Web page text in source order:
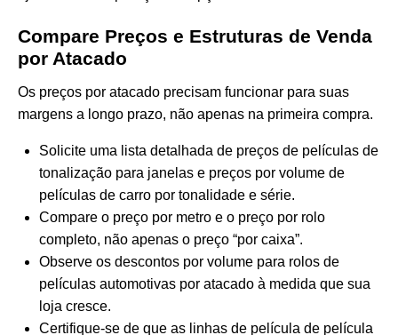
Compare Preços e Estruturas de Venda
por Atacado
Os preços por atacado precisam funcionar para suas
margens a longo prazo, não apenas na primeira compra.
Solicite uma lista detalhada de preços de películas de
tonalização para janelas e preços por volume de
películas de carro por tonalidade e série.
Compare o preço por metro e o preço por rolo
completo, não apenas o preço “por caixa”.
Observe os descontos por volume para rolos de
películas automotivas por atacado à medida que sua
loja cresce.
Certifique-se de que as linhas de película de película